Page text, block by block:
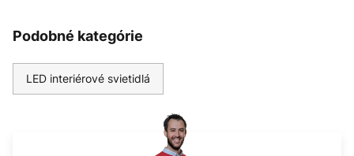
Podobné kategórie
LED interiérové svietidlá